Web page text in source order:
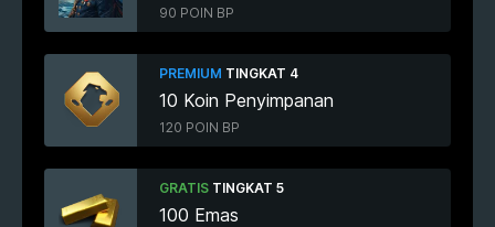
90 POIN BP
PREMIUM TINGKAT 4
10 Koin Penyimpanan
120 POIN BP
GRATIS TINGKAT 5
100 Emas